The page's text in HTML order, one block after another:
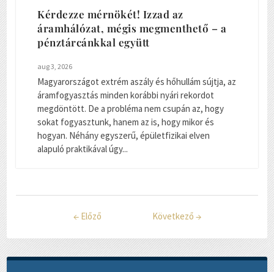
Kérdezze mérnökét! Izzad az
áramhálózat, mégis megmenthető – a
pénztárcánkkal együtt
aug 3, 2026
Magyarországot extrém aszály és hőhullám sújtja, az
áramfogyasztás minden korábbi nyári rekordot
megdöntött. De a probléma nem csupán az, hogy
sokat fogyasztunk, hanem az is, hogy mikor és
hogyan. Néhány egyszerű, épületfizikai elven
alapuló praktikával úgy...
← Előző Következő →